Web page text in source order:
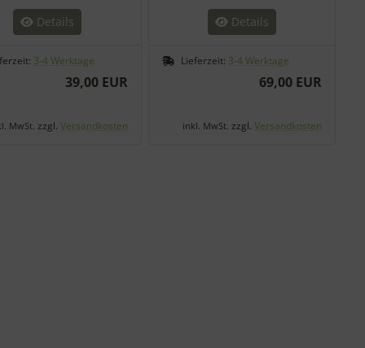
Details
3-4 Werktage
39,00 EUR
MwSt. zzgl. Versandkosten
Details
Lieferzeit: 3-4 Werktage
69,00 EUR
inkl. MwSt. zzgl. Versandkosten